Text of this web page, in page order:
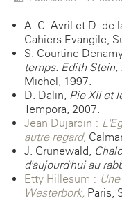
A. C. Avril et D. de
Cahiers Evangile,
S. Courtine-
temps. Edith
Michel, 1997.
D. Dalin, Pie XII et
Tempora, 2007.
Jean Dujardin :
autre regard,
J. Grunewald,
d'aujourd'hui au
Etty Hillesum :
Westerbork, Paris,